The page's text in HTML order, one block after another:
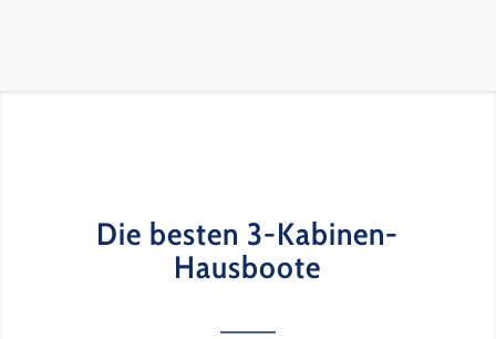
Die besten 3-Kabinen-
Hausboote